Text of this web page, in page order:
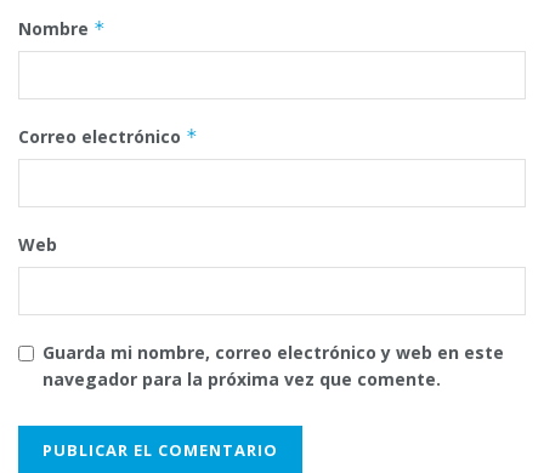
Nombre *
Correo electrónico *
Web
Guarda mi nombre, correo electrónico y web en este
navegador para la próxima vez que comente.